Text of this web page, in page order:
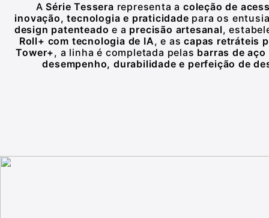
ASérie Tessera representa a coleção de
inovação, tecnologia e praticidade para os
design patenteado e a precisão artesanal,
Roll+ com tecnologia de IA, e ascapas retráteis
Tower+, a linha é completada pelas barras de
desempenho, durabilidade e perfeição de